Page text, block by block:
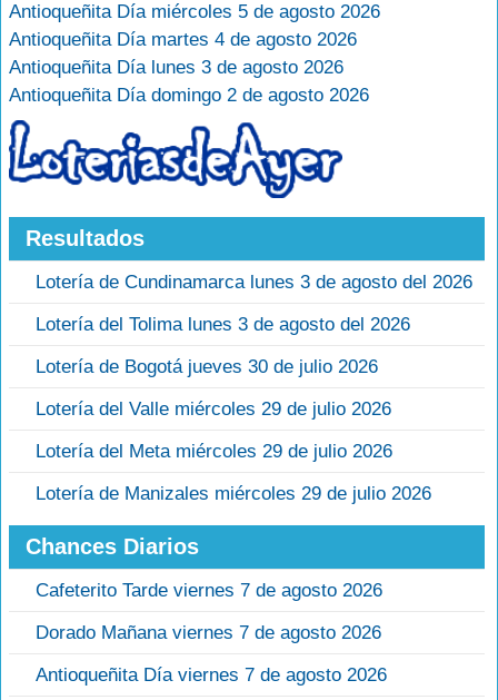
Antioqueñita Día miércoles 5 de agosto 2026
Antioqueñita Día martes 4 de agosto 2026
Antioqueñita Día lunes 3 de agosto 2026
Antioqueñita Día domingo 2 de agosto 2026
Resultados
Lotería de Cundinamarca lunes 3 de agosto del 2026
Lotería del Tolima lunes 3 de agosto del 2026
Lotería de Bogotá jueves 30 de julio 2026
Lotería del Valle miércoles 29 de julio 2026
Lotería del Meta miércoles 29 de julio 2026
Lotería de Manizales miércoles 29 de julio 2026
Chances Diarios
Cafeterito Tarde viernes 7 de agosto 2026
Dorado Mañana viernes 7 de agosto 2026
Antioqueñita Día viernes 7 de agosto 2026